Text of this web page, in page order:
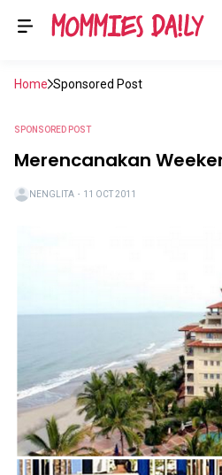
Home Sponsored Post
SPONSORED POST
Merencanakan
NENGLITA ・ 11 OCT 2011